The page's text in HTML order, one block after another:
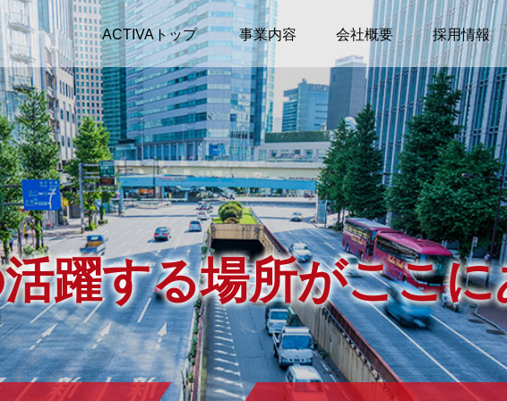
ACTIVAトップ 事業内容 会社概要 採用情報
躍する場所がここに